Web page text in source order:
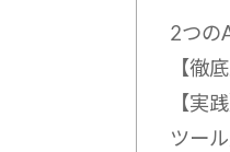
2つの
【徹
【実
ツー